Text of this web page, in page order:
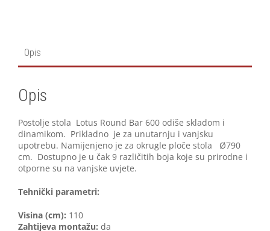
Opis
Opis
Postolje stola Lotus Round Bar 600 odiše skladom i
dinamikom. Prikladno je za unutarnju i vanjsku
upotrebu. Namijenjeno je za okrugle ploče stola Ø790
cm. Dostupno je u čak 9 različitih boja koje su prirodne i
otporne su na vanjske uvjete.
Tehnički parametri:
Visina (cm): 110
Zahtijeva montažu: da